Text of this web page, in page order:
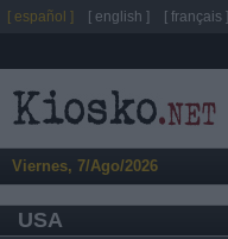
Viernes, 7/Ago/2026
USA
[ español ] [ english ] [ français ]